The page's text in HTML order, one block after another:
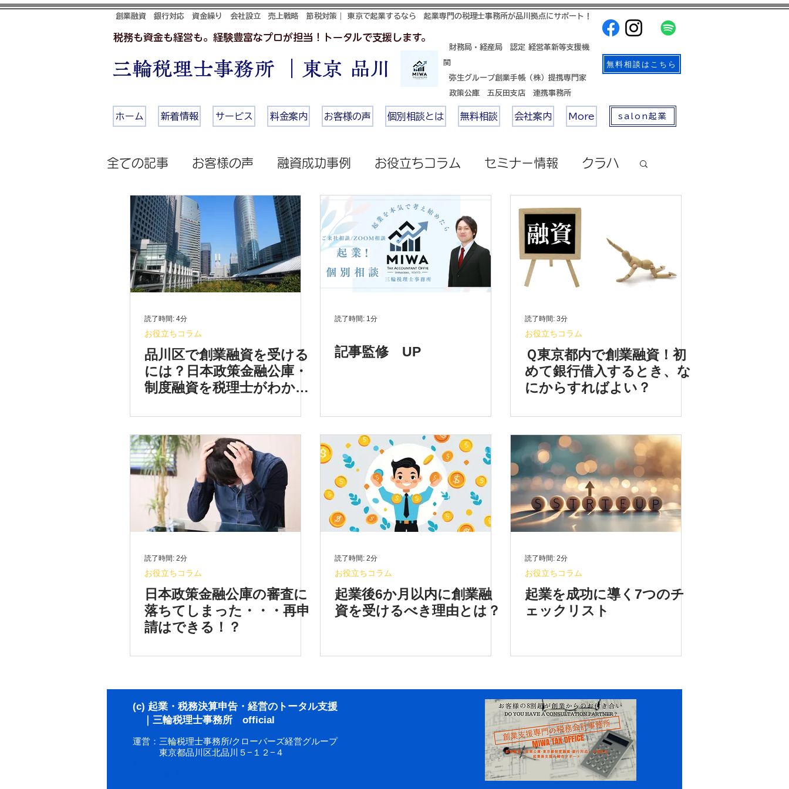
創業融資 銀行対応 資金繰り 会社設立 売上戦略 節税対策｜ 東京で起業するなら 起業専門の税理士事務所が品川拠点にサポート！
税務も資金も経営も。経験豊富なプロが担当！トータルで支援します。
無料相談はこちら
三輪税理士事務所 ｜東京 品川
財務局・経産局 認定 経営革新等支援機
関
​ 弥生グループ創業手帳（株）提携専門家
政策公庫 五反田支店 連携事務所
ホーム 新着情報 サービス 料金案内 お客様の声 個別相談とは 無料相談 会社案内 More salon起業
全ての記事 お客様の声 融資成功事例 お役立ちコラム セミナー情報 クラハ
読了時間: 4分
お役立ちコラム
品川区で創業融資を受ける
には？日本政策金融公庫・
制度融資を税理士がわかり
版】
読了時間: 1分
記事監修 UP
読了時間: 3分
お役立ちコラム
Ｑ東京都内で創業融資！初
めて銀行借入するとき、な
にからすればよい？
読了時間: 2分
お役立ちコラム
日本政策金融公庫の審査に
落ちてしまった・・・再申
請はできる！？
読了時間: 2分
お役立ちコラム
起業後6か月以内に創業融
資を受けるべき理由とは？
読了時間: 2分
お役立ちコラム
起業を成功に導く7つのチ
ェックリスト
(c) 起業・税務決算申告・経営のトータル支援
｜三輪税理士事務所 official
運営：三輪税理士事務所/クローバーズ経営グループ
東京都品川区北品川５−１２−４